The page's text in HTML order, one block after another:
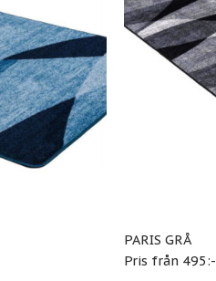
PARIS GRÅ
Pris från 495:-